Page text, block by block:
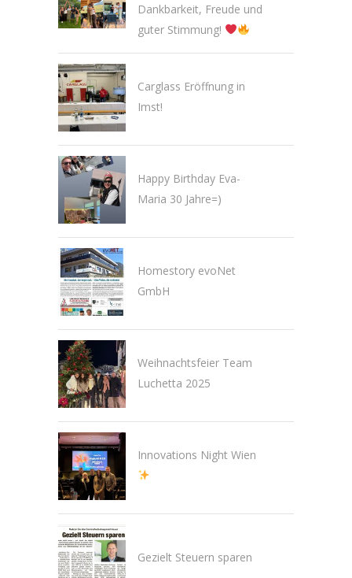
Dankbarkeit, Freude und
guter Stimmung!
Carglass Eröffnung in
Imst!
Happy Birthday Eva-
Maria 30 Jahre=)
Homestory evoNet
GmbH
Weihnachtsfeier Team
Luchetta 2025
Innovations Night Wien
Gezielt Steuern sparen